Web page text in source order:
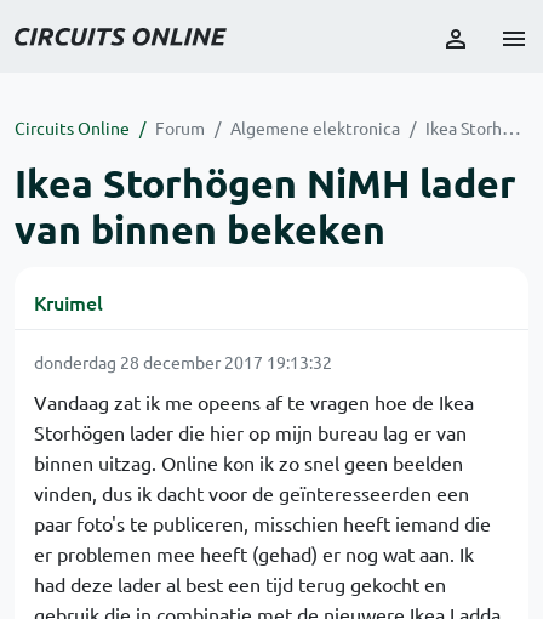
Circuits Online Forum Algemene elektronica Ikea Storhögen NiMH lader van binnen bekeken
Ikea Storhögen NiMH lader
van binnen bekeken
Kruimel
donderdag 28 december 2017 19:13:32
Vandaag zat ik me opeens af te vragen hoe de Ikea
Storhögen lader die hier op mijn bureau lag er van
binnen uitzag. Online kon ik zo snel geen beelden
vinden, dus ik dacht voor de geïnteresseerden een
paar foto's te publiceren, misschien heeft iemand die
er problemen mee heeft (gehad) er nog wat aan. Ik
had deze lader al best een tijd terug gekocht en
gebruik die in combinatie met de nieuwere Ikea Ladda